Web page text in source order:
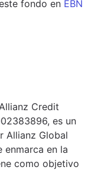
fondo en EBN
Credit
es un
Allianz Global
enmarca en la
como objetivo